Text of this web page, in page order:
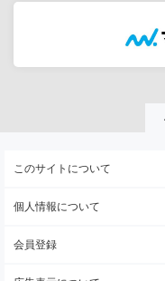
このサイトについて
個人情報について
会員登録